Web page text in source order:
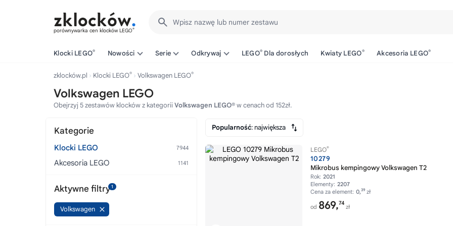
porównywarka cen klocków LEGO®
Wpisz nazwę lub numer zestawu
Klocki LEGO® Nowości Serie Odkrywaj LEGO® Dla dorosłych Kwiaty LEGO® Akcesoria LEGO®
zklocków.pl Klocki LEGO® Volkswagen LEGO®
Volkswagen LEGO
Obejrzyj 5 zestawów klocków z kategorii Volkswagen LEGO®w cenach od 152zł.
Popularność: największa
LEGO®
10279
Mikrobus kempingowy Volkswagen T2
Rok: 2021
Elementy: 2207
Cena za element: 0,39 zł
od 869,74
zł
Kategorie
Klocki LEGO
Akcesoria LEGO
Aktywne filtry1
Volkswagen